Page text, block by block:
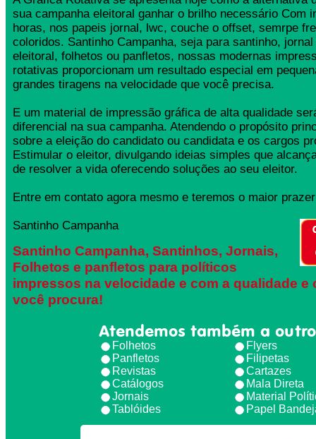
sua campanha eleitoral ganhar o brilho necessário Com
horas, nos papeis jornal, lwc, couche o offset, semrpe
coloridos. Santinho Campanha, seja para santinho,
eleitoral, folhetos ou panfletos, nossas modernas
rotativas proporcionam um resultado especial em
grandes tiragens na velocidade que você precisa.
E um material de impressão gráfica de alta qualidade
diferencial na sua campanha. Atendendo o propósito
sobre a eleição do candidato ou candidata e os cargos
Estimular o eleitor, divulgando ideias simples que
de resolver a vida oferecendo soluções ao seu eleitor.
Entre em contato agora mesmo e teremos o maior
Santinho Campanha
Santinho Campanha, Santinhos, Jornais,
Folhetos e panfletos para políticos
impressos na velocidade e com a qualidade e
você procura!
Atendemos também a
Folhetos
Panfletos
Revistas
Catálogos
Jornais
Tablóides
Flyers
Filipetas
Cartazes
Mala Direta
Material
Papel